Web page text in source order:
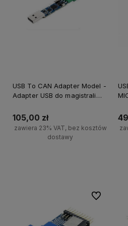
USB To CAN Adapter Model -
Adapter USB do magistrali
105,00 zł
zawiera 23% VAT, bez kosztów
dostawy
Do